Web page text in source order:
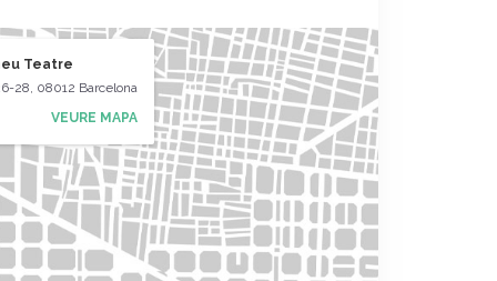
Teatre
28, 08012 Barcelona
VEURE MAPA